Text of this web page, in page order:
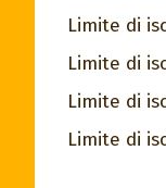
Limite di
Limite di
Limite di
Limite di